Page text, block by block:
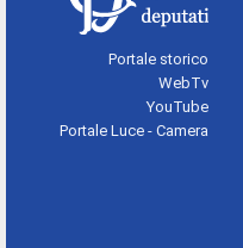
Portale storico
WebTv
YouTube
Portale Luce - Camera